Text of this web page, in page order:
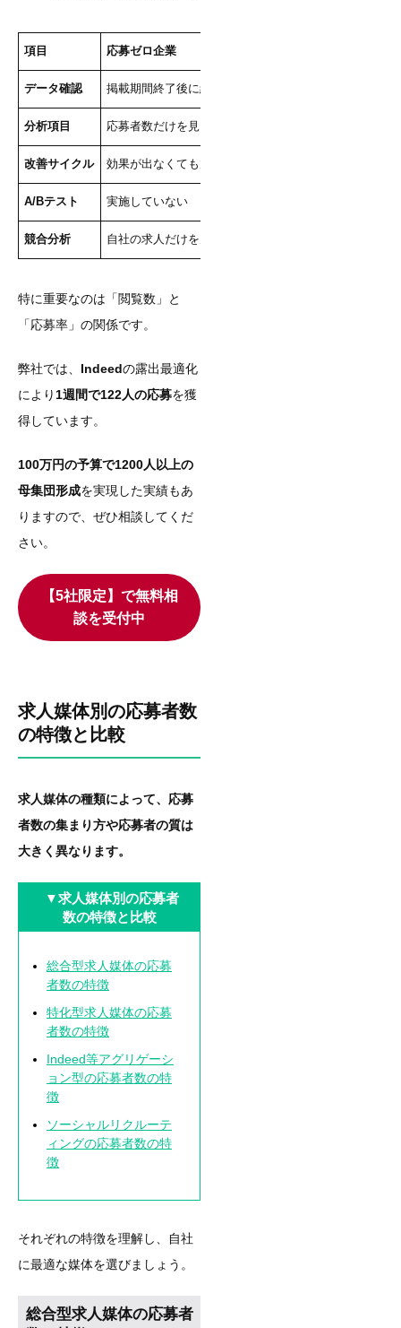
項目 応募ゼロ企業
データ確認 掲載期間終了後に結果を見る程度
分析項目 応募者数だけを見る
改善サイクル 効果が出なくても放置
A/Bテスト 実施していない
競合分析 自社の求人だけを見る
特に重要なのは「閲覧数」と
「応募率」の関係です。
弊社では、 Indeedの露出最適化
により 1週間で122人の応募を獲
得しています。
100万円の予算で1200人以上の
母集団形成を実現した実績もあ
りますので、ぜひ相談してくだ
さい。
【5社限定】で無料相
談を受付中
求人媒体別の応募者数
の特徴と比較
求人媒体の種類によって、応募
者数の集まり方や応募者の質は
大きく異なります。
▼求人媒体別の応募者
数の特徴と比較
総合型求人媒体の応募
者数の特徴
特化型求人媒体の応募
者数の特徴
Indeed等アグリゲーシ
ョン型の応募者数の特
徴
ソーシャルリクルーテ
ィングの応募者数の特
徴
それぞれの特徴を理解し、自社
に最適な媒体を選びましょう。
総合型求人媒体の応募者